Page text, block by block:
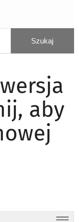
aby